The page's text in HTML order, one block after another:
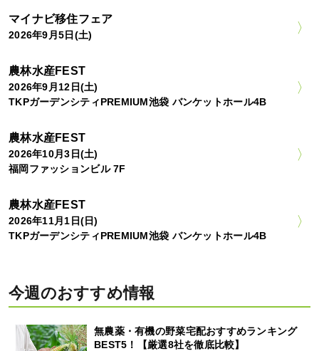
マイナビ移住フェア
2026年9月5日(土)
農林水産FEST
2026年9月12日(土)
TKPガーデンシティPREMIUM池袋 バンケットホール4B
農林水産FEST
2026年10月3日(土)
福岡ファッションビル 7F
農林水産FEST
2026年11月1日(日)
TKPガーデンシティPREMIUM池袋 バンケットホール4B
今週のおすすめ情報
無農薬・有機の野菜宅配おすすめランキング
BEST5！【厳選8社を徹底比較】